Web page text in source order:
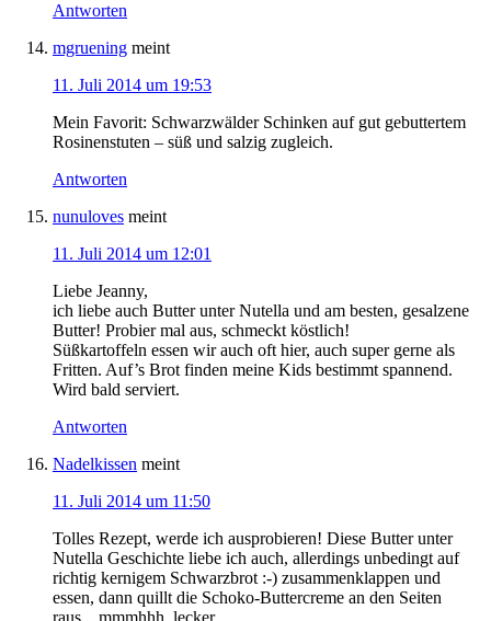
Antworten
mgruening meint
11. Juli 2014 um 19:53
Mein Favorit: Schwarzwälder Schinken auf gut gebuttertem
Rosinenstuten – süß und salzig zugleich.
Antworten
nunuloves meint
11. Juli 2014 um 12:01
Liebe Jeanny,
ich liebe auch Butter unter Nutella und am besten, gesalzene
Butter! Probier mal aus, schmeckt köstlich!
Süßkartoffeln essen wir auch oft hier, auch super gerne als
Fritten. Auf’s Brot finden meine Kids bestimmt spannend.
Wird bald serviert.
Antworten
Nadelkissen meint
11. Juli 2014 um 11:50
Tolles Rezept, werde ich ausprobieren! Diese Butter unter
Nutella Geschichte liebe ich auch, allerdings unbedingt auf
richtig kernigem Schwarzbrot :-) zusammenklappen und
essen, dann quillt die Schoko-Buttercreme an den Seiten